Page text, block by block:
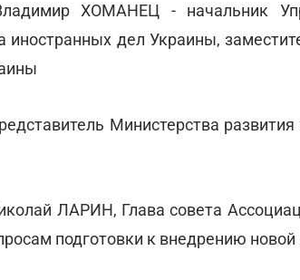
ХОМАНЕЦ - начальник
иностранных дел Украины,
Министерства
ЛАРИН, Глава совета
подготовки к внедрению